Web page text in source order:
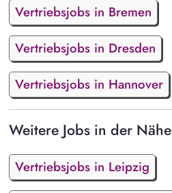
Vertriebsjobs in Bremen
Vertriebsjobs in Dresden
Vertriebsjobs in Hannover
Weitere Jobs in der Nähe
Vertriebsjobs in Leipzig